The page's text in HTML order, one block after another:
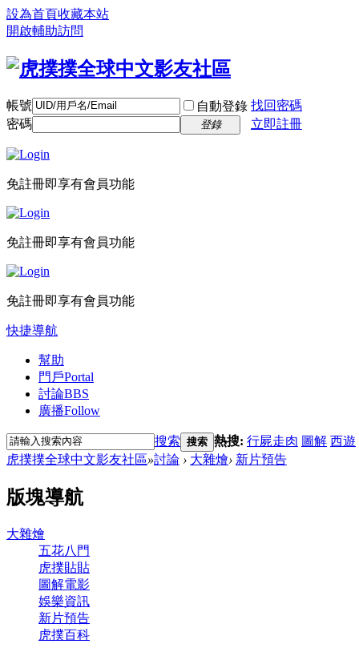
設為首頁收藏本站
開啟輔助訪問
帳號 自動登錄 找回密碼
密碼
登錄 立即註冊
免註冊即享有會員功能
免註冊即享有會員功能
免註冊即享有會員功能
快捷導航
幫助
門戶Portal
討論BBS
廣播Follow
搜索 搜索 熱搜: 行屍走肉 圖解 西遊
虎撲撲全球中文影友社區»討論 › 大雜燴› 新片預告
版塊導航
大雜燴
五花八門
虎撲貼貼
圖解電影
娛樂資訊
新片預告
虎撲百科